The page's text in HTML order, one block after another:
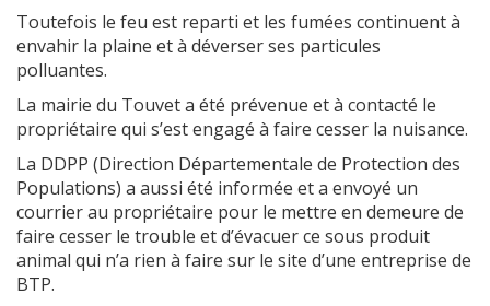
Toutefois le feu est reparti et les fumées continuent à
envahir la plaine et à déverser ses particules
polluantes.
La mairie du Touvet a été prévenue et à contacté le
propriétaire qui s’est engagé à faire cesser la nuisance.
La DDPP (Direction Départementale de Protection des
Populations) a aussi été informée et a envoyé un
courrier au propriétaire pour le mettre en demeure de
faire cesser le trouble et d’évacuer ce sous produit
animal qui n’a rien à faire sur le site d’une entreprise de
BTP.